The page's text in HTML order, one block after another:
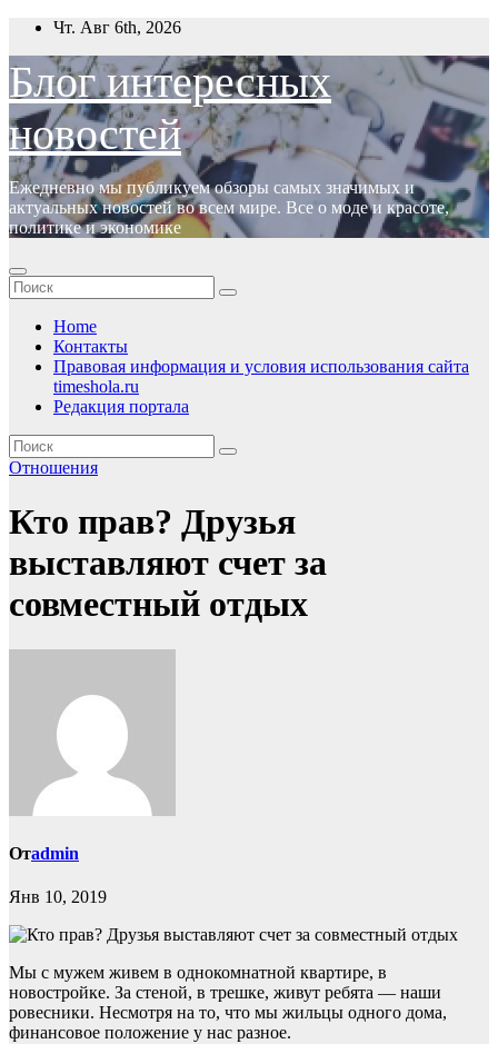
Перейти
содержимому
Чт. Авг 6th, 2026
Блог интересных
новостей
Ежедневно мы публикуем обзоры самых значимых и
актуальных новостей во всем мире. Все о моде и красоте,
политике и экономике
Home
Контакты
Правовая информация и условия использования сайта
timeshola.ru
Редакция портала
Отношения
Кто прав? Друзья
выставляют счет за
совместный отдых
Отadmin
Янв 10, 2019
Мы с мужем живем в однокомнатной квартире, в
новостройке. За стеной, в трешке, живут ребята — наши
ровесники. Несмотря на то, что мы жильцы одного дома,
финансовое положение у нас разное.